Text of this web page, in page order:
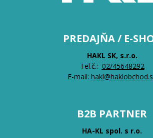
PREDAJŇA / E-
HAKL SK, s.r.o.
Tel.č.: 02/45648292
E-mail:
B2B PARTNER
HA-KL spol. s r.o.